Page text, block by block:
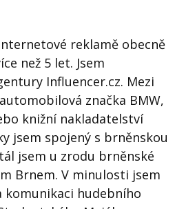
reklamě obecně
než 5 let. Jsem
Influencer.cz. Mezi
značka BMW,
knižní nakladatelství
jsem spojený s brněnskou
jsem u zrodu brněnské
Brnem. V minulosti jsem
komunikaci hudebního